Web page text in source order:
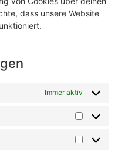
dass unsere Website
Immer aktiv